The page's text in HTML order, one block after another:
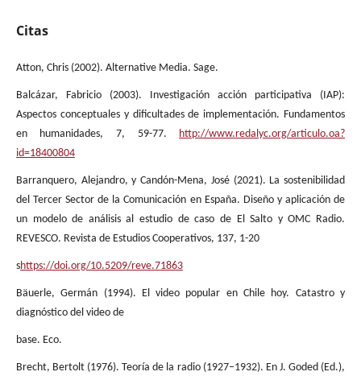
Citas
Atton, Chris (2002). Alternative Media. Sage.
Balcázar, Fabricio (2003). Investigación acción participativa (IAP):
Aspectos conceptuales y dificultades de implementación. Fundamentos
en humanidades, 7, 59-77. http://www.redalyc.org/articulo.oa?
id=18400804
Barranquero, Alejandro, y Candón-Mena, José (2021). La sostenibilidad
del Tercer Sector de la Comunicación en España. Diseño y aplicación de
un modelo de análisis al estudio de caso de El Salto y OMC Radio.
REVESCO. Revista de Estudios Cooperativos, 137, 1-20
shttps://doi.org/10.5209/reve.71863
Bäuerle, Germán (1994). El video popular en Chile hoy. Catastro y
diagnóstico del video de
base. Eco.
Brecht, Bertolt (1976). Teoría de la radio (1927–1932). En J. Goded (Ed.),